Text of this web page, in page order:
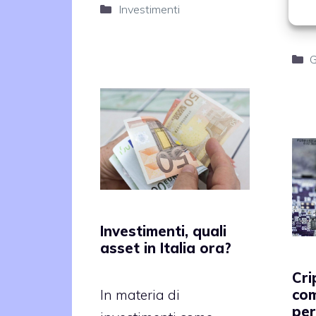
Categorie
Investimenti
Investimenti, quali
asset in Italia ora?
In materia di